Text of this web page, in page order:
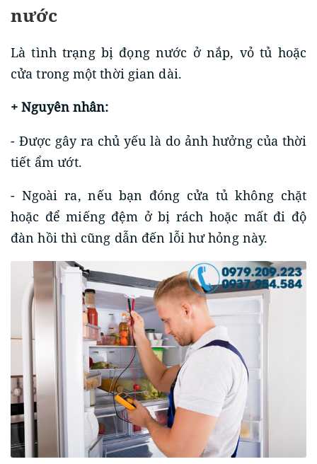
nước
Là tình trạng bị đọng nước ở nắp, vỏ tủ hoặc
cửa trong một thời gian dài.
+ Nguyên nhân:
- Được gây ra chủ yếu là do ảnh hưởng của thời
tiết ẩm ướt.
- Ngoài ra, nếu bạn đóng cửa tủ không chặt
hoặc để miếng đệm ở bị rách hoặc mất đi độ
đàn hồi thì cũng dẫn đến lỗi hư hỏng này.